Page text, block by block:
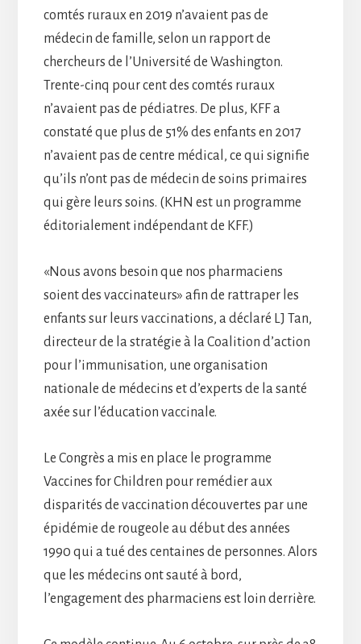
comtés ruraux en 2019 n’avaient pas de
médecin de famille, selon un rapport de
chercheurs de l’Université de Washington.
Trente-cinq pour cent des comtés ruraux
n’avaient pas de pédiatres. De plus, KFF a
constaté que plus de 51% des enfants en 2017
n’avaient pas de centre médical, ce qui signifie
qu’ils n’ont pas de médecin de soins primaires
qui gère leurs soins. (KHN est un programme
éditorialement indépendant de KFF.)
«Nous avons besoin que nos pharmaciens
soient des vaccinateurs» afin de rattraper les
enfants sur leurs vaccinations, a déclaré LJ Tan,
directeur de la stratégie à la Coalition d’action
pour l’immunisation, une organisation
nationale de médecins et d’experts de la santé
axée sur l’éducation vaccinale.
Le Congrès a mis en place le programme
Vaccines for Children pour remédier aux
disparités de vaccination découvertes par une
épidémie de rougeole au début des années
1990 qui a tué des centaines de personnes. Alors
que les médecins ont sauté à bord,
l’engagement des pharmaciens est loin derrière.